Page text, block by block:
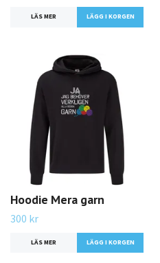
LÄS MER LÄGG I KORGEN
Hoodie Mera garn
300 kr
LÄS MER LÄGG I KORGEN